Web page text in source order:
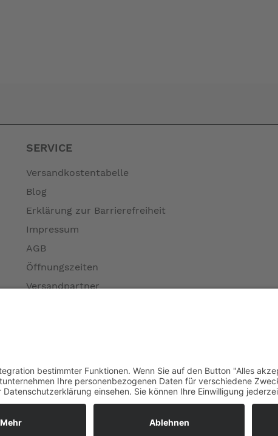
SERVICE
Versandkostentabelle
Blog
Erklärung zur Barrierefreiheit
Impressum
AGB
Öffnungszeiten
Versandpartner
Widerrufsrecht MS
Widerrufsrecht bei Reparatur
Widerrufsrecht bei Dienstleistungen